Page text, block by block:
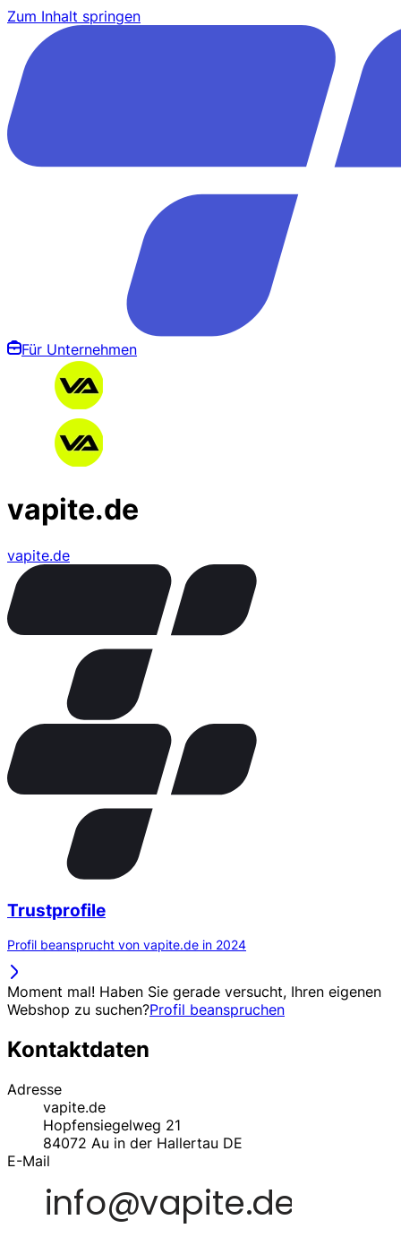
Zum Inhalt springen
Für Unternehmen
vapite.de
vapite.de
Trustprofile
Profil beansprucht von vapite.de in 2024
Moment mal! Haben Sie gerade versucht, Ihren eigenen
Webshop zu suchen?Profil beanspruchen
Kontaktdaten
Adresse
vapite.de
Hopfensiegelweg 21
84072 Au in der Hallertau DE
E-Mail